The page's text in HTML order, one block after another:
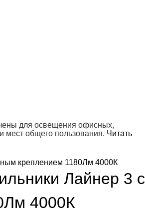
для освещения офисных,
мест общего пользования. Читать
Лайнер 3 с
4000К